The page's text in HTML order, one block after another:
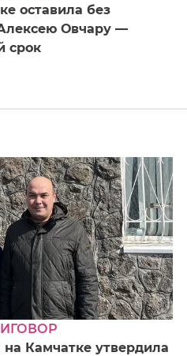
оставила без
Овчару —
срок
Камчатке утвердила